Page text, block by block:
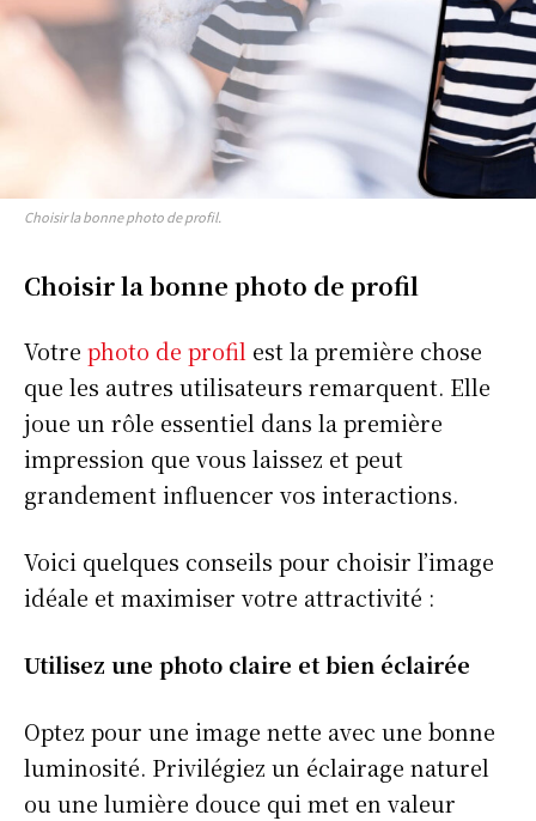
Choisir la bonne photo de profil.
Choisir la bonne photo de profil
Votre photo de profil est la première chose
que les autres utilisateurs remarquent. Elle
joue un rôle essentiel dans la première
impression que vous laissez et peut
grandement influencer vos interactions.
Voici quelques conseils pour choisir l’image
idéale et maximiser votre attractivité :
Utilisez une photo claire et bien éclairée
Optez pour une image nette avec une bonne
luminosité. Privilégiez un éclairage naturel
ou une lumière douce qui met en valeur